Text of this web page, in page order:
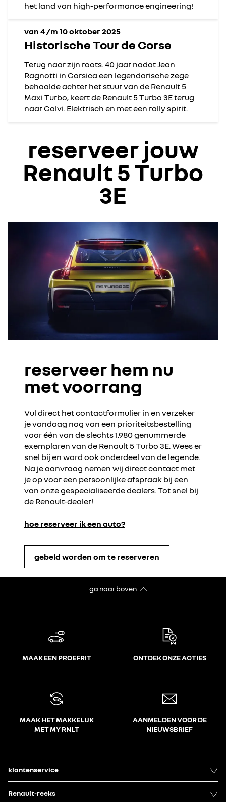
het land van high-performance engineering!
van 4 /m 10 oktober 2025
Historische Tour de Corse
Terug naar zijn roots. 40 jaar nadat Jean
Ragnotti in Corsica een legendarische zege
behaalde achter het stuur van de Renault 5
Maxi Turbo, keert de Renault 5 Turbo 3E terug
naar Calvi. Elektrisch en met een rally spirit.
reserveer jouw
Renault 5 Turbo
3E
reserveer hem nu
met voorrang
Vul direct het contactformulier in en verzeker
je vandaag nog van een prioriteitsbestelling
voor één van de slechts 1.980 genummerde
exemplaren van de Renault 5 Turbo 3E. Wees er
snel bij en word ook onderdeel van de legende.
Na je aanvraag nemen wij direct contact met
je op voor een persoonlijke afspraak bij een
van onze gespecialiseerde dealers. Tot snel bij
de Renault-dealer!
hoe reserveer ik een auto?
gebeld worden om te reserveren
ga naar boven
MAAK EEN PROEFRIT ONTDEK ONZE ACTIES
MAAK HET MAKKELIJK
MET MY RNLT
AANMELDEN VOOR DE
NIEUWSBRIEF
klantenservice
Renault-reeks